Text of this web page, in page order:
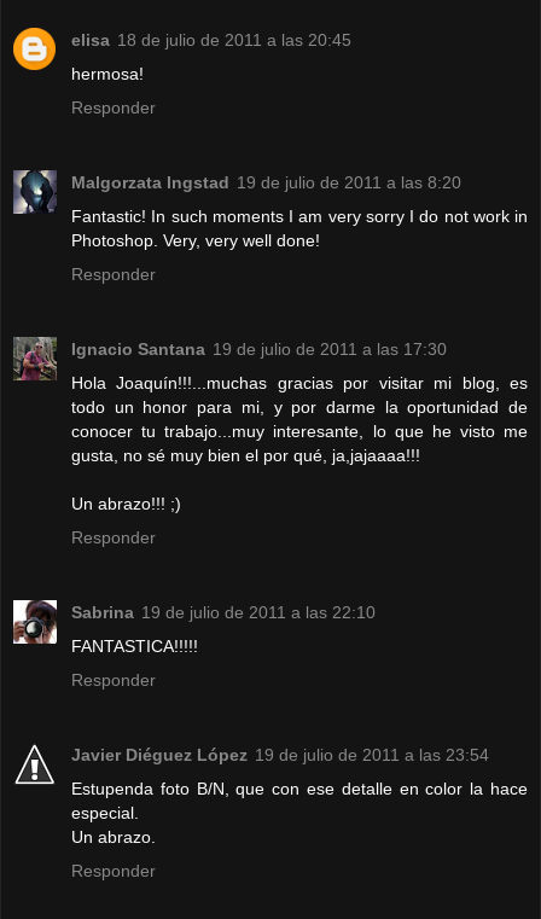
elisa 18 de julio de 2011 a las 20:45
hermosa!
Responder
Malgorzata Ingstad 19 de julio de 2011 a las 8:20
Fantastic! In such moments I am very sorry I do not work in
Photoshop. Very, very well done!
Responder
Ignacio Santana 19 de julio de 2011 a las 17:30
Hola Joaquín!!!...muchas gracias por visitar mi blog, es
todo un honor para mi, y por darme la oportunidad de
conocer tu trabajo...muy interesante, lo que he visto me
gusta, no sé muy bien el por qué, ja,jajaaaa!!!
Un abrazo!!! ;)
Responder
Sabrina 19 de julio de 2011 a las 22:10
FANTASTICA!!!!!
Responder
Javier Diéguez López 19 de julio de 2011 a las 23:54
Estupenda foto B/N, que con ese detalle en color la hace
especial.
Un abrazo.
Responder